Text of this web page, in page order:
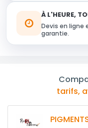
À L'HEURE,
Devis en ligne
garantie.
tarifs,